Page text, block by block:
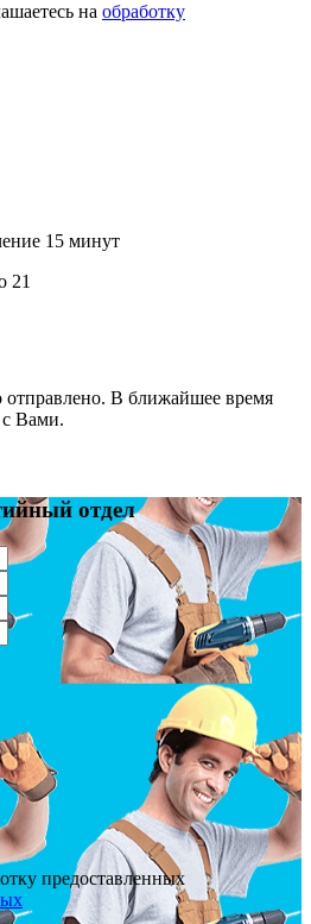
на обработку
15 минут
21
В ближайшее время
с Вами.
отдел
предоставленных